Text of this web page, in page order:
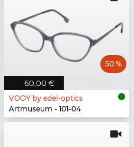
60,00 €
50 %
VOOY by edel-optics
Artmuseum - 101-04